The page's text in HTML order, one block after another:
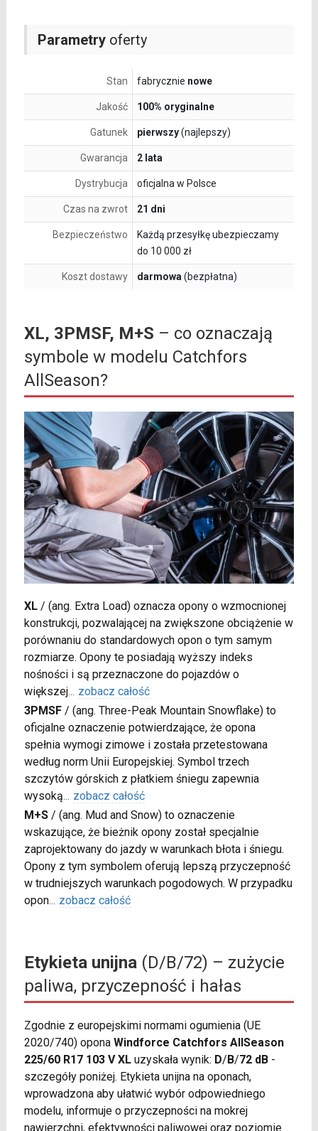
Parametryoferty
Stan fabrycznie nowe
Jakość 100% oryginalne
Gatunek pierwszy(najlepszy)
Gwarancja 2 lata
Dystrybucja oficjalna w Polsce
Czas na zwrot 21 dni
Bezpieczeństwo
Każdą przesyłkę ubezpieczamy
do 10 000 zł
Koszt dostawy darmowa (bezpłatna)
XL, 3PMSF, M+S – co oznaczają
symbole w modelu Catchfors
AllSeason?
XL/ (ang. Extra Load) oznacza opony o wzmocnionej
konstrukcji, pozwalającej na zwiększone obciążenie w
porównaniu do standardowych opon o tym samym
rozmiarze. Opony te posiadają wyższy indeks
nośności i są przeznaczone do pojazdów o
większej... zobacz całość
3PMSF/ (ang. Three-Peak Mountain Snowflake) to
oficjalne oznaczenie potwierdzające, że opona
spełnia wymogi zimowe i została przetestowana
według norm Unii Europejskiej. Symbol trzech
szczytów górskich z płatkiem śniegu zapewnia
wysoką... zobacz całość
M+S/ (ang. Mud and Snow) to oznaczenie
wskazujące, że bieżnik opony został specjalnie
zaprojektowany do jazdy w warunkach błota i śniegu.
Opony z tym symbolem oferują lepszą przyczepność
w trudniejszych warunkach pogodowych. W przypadku
opon... zobacz całość
Etykieta unijna(D/B/72) – zużycie
paliwa, przyczepność i hałas
Zgodnie z europejskimi normami ogumienia (UE
2020/740) opona Windforce Catchfors AllSeason
225/60 R17 103 V XLuzyskała wynik: D/B/72 dB-
szczegóły poniżej. Etykieta unijna na oponach,
wprowadzona aby ułatwić wybór odpowiedniego
modelu, informuje o przyczepności na mokrej
nawierzchni, efektywności paliwowej oraz poziomie